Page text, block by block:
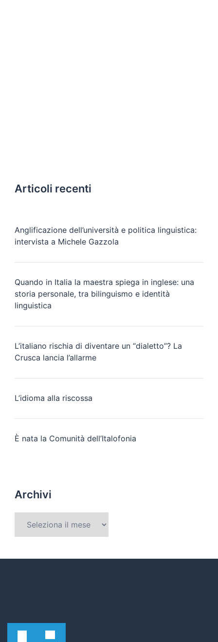
Articoli recenti
Anglificazione dell’università e politica linguistica:
intervista a Michele Gazzola
Quando in Italia la maestra spiega in inglese: una
storia personale, tra bilinguismo e identità
linguistica
L’italiano rischia di diventare un “dialetto”? La
Crusca lancia l’allarme
L’idioma alla riscossa
È nata la Comunità dell’Italofonia
Archivi